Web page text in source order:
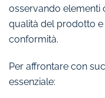
osservando elementi
qualità del prodotto
conformità.
Per affrontare con
essenziale: